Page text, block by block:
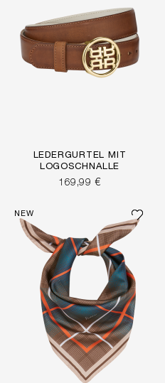
LEDERGÜRTEL MIT
LOGOSCHNALLE
169,99 €
NEW